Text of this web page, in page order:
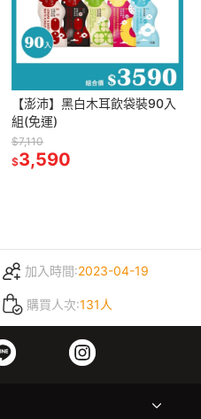
【澎沛】黑白木耳飲袋裝90入
組(免運)
$7,110
$3,590
加入時間:2023-04-19
購買人次:131人